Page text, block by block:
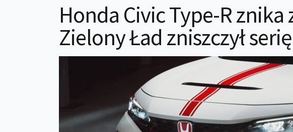
Honda Civic Type-R znika
Zielony Ład zniszczył